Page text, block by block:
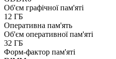
Об'єм графічної пам'яті
12 ГБ
Оперативна пам'ять
Об'єм оперативної пам'яті
32 ГБ
Форм-фактор пам'яті